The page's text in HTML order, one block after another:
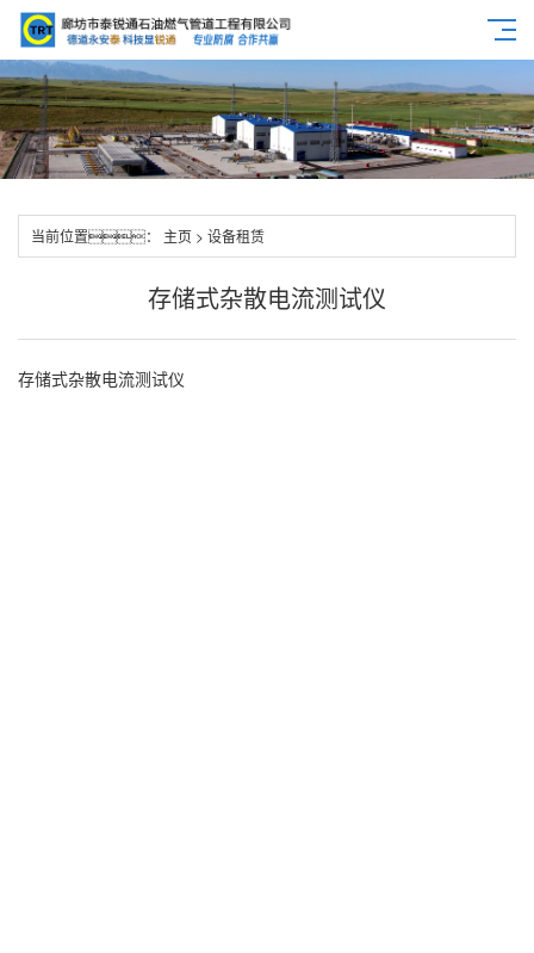
当前位置： 主页 > 设备租赁
存储式杂散电流测试仪
存储式杂散电流测试仪